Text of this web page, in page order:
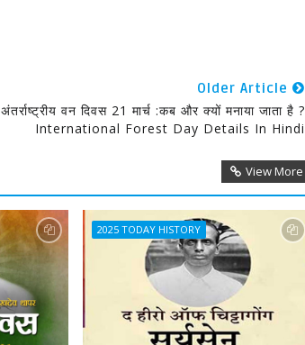
Older Article
अंतर्राष्ट्रीय वन दिवस 21 मार्च :कब और क्यों मनाया जाता है ?
International Forest Day Details In Hindi
View More
2025 TODAY HISTORY